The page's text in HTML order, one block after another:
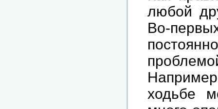
любой
Во-
ходьбе